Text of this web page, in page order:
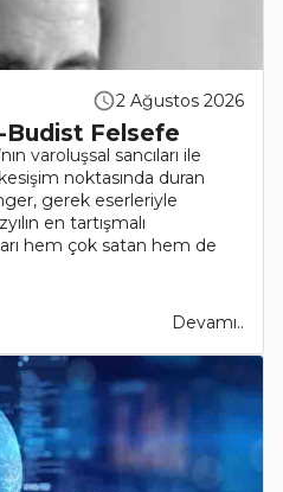
2 Ağustos 2026
Budist Felsefe
varoluşsal sancıları ile
noktasında duran
gerek eserleriyle
en tartışmalı
hem çok satan hem de
Devamı..